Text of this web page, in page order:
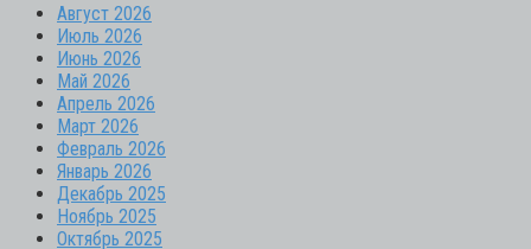
Август 2026
Июль 2026
Июнь 2026
Май 2026
Апрель 2026
Март 2026
Февраль 2026
Январь 2026
Декабрь 2025
Ноябрь 2025
Октябрь 2025